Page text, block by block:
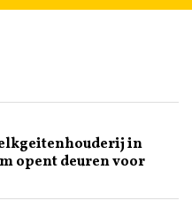
in
opent deuren voor